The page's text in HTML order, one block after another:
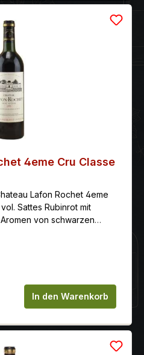
4eme Cru Classe
Lafon Rochet 4eme
mit
von schwarzen
süßliche
Fruchtfülle, reifes,
auf der Halbinsel
Bordeaux.Klassifizierung:
einem
Anbaugebiete. Die
Ein
tanninhaltige und volle
Gib den
In den Warenkorb